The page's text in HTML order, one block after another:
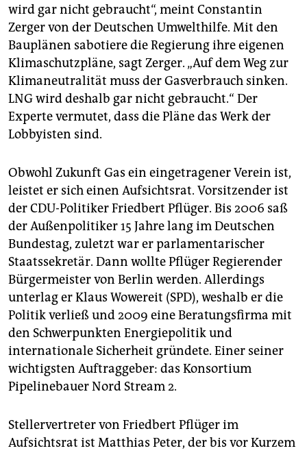
wird gar nicht gebraucht“, meint Constantin
Zerger von der Deutschen Umwelthilfe. Mit den
Bauplänen sabotiere die Regierung ihre eigenen
Klimaschutzpläne, sagt Zerger. „Auf dem Weg zur
Klimaneutralität muss der Gasverbrauch sinken.
LNG wird deshalb gar nicht gebraucht.“ Der
Experte vermutet, dass die Pläne das Werk der
Lobbyisten sind.
Obwohl Zukunft Gas ein eingetragener Verein ist,
leistet er sich einen Aufsichtsrat. Vorsitzender ist
der CDU-Politiker Friedbert Pflüger. Bis 2006 saß
der Außenpolitiker 15 Jahre lang im Deutschen
Bundestag, zuletzt war er parlamentarischer
Staatssekretär. Dann wollte Pflüger Regierender
Bürgermeister von Berlin werden. Allerdings
unterlag er Klaus Wowereit (SPD), weshalb er die
Politik verließ und 2009 eine Beratungsfirma mit
den Schwerpunkten Energiepolitik und
internationale Sicherheit gründete. Einer seiner
wichtigsten Auftraggeber: das Konsortium
Pipelinebauer Nord Stream 2.
Stellervertreter von Friedbert Pflüger im
Aufsichtsrat ist Matthias Peter, der bis vor Kurzem